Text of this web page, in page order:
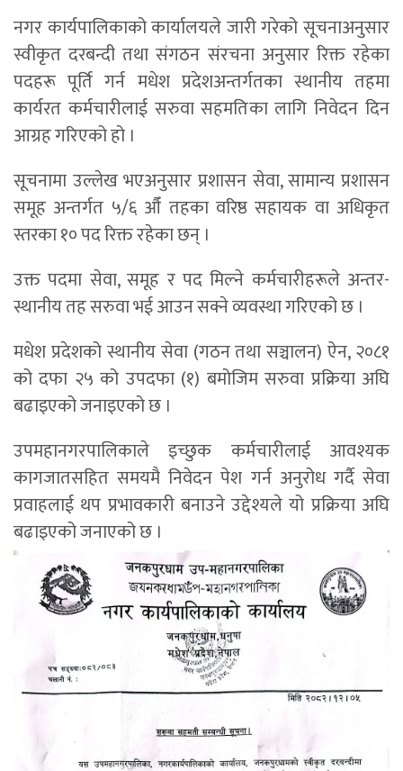
नगर कार्यपालिकाको कार्यालयले जारी गरेको सूचनाअनुसार
स्वीकृत दरबन्दी तथा संगठन संरचना अनुसार रिक्त रहेका
पदहरू पूर्ति गर्न मधेश प्रदेशअन्तर्गतका स्थानीय तहमा
कार्यरत कर्मचारीलाई सरुवा सहमतिका लागि निवेदन दिन
आग्रह गरिएको हो ।
सूचनामा उल्लेख भएअनुसार प्रशासन सेवा, सामान्य प्रशासन
समूह अन्तर्गत ५/६ औँ तहका वरिष्ठ सहायक वा अधिकृत
स्तरका १० पद रिक्त रहेका छन् ।
उक्त पदमा सेवा, समूह र पद मिल्ने कर्मचारीहरूले अन्तर-
स्थानीय तह सरुवा भई आउन सक्ने व्यवस्था गरिएको छ ।
मधेश प्रदेशको स्थानीय सेवा (गठन तथा सञ्चालन) ऐन, २०८१
को दफा २५ को उपदफा (१) बमोजिम सरुवा प्रक्रिया अघि
बढाइएको जनाइएको छ ।
उपमहानगरपालिकाले इच्छुक कर्मचारीलाई आवश्यक
कागजातसहित समयमै निवेदन पेश गर्न अनुरोध गर्दै सेवा
प्रवाहलाई थप प्रभावकारी बनाउने उद्देश्यले यो प्रक्रिया अघि
बढाइएको जनाएको छ ।